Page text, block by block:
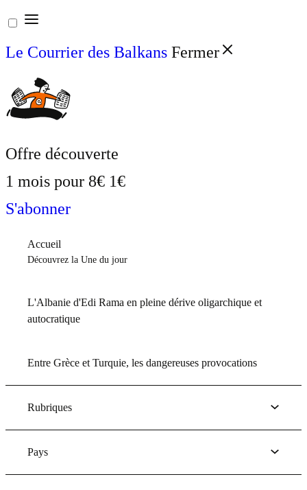
Aller
au
contenu
Le Courrier des Balkans Fermer
Offre découverte
1 mois pour 8€ 1€
S'abonner
Accueil
Découvrez la Une du jour
L'Albanie d'Edi Rama en pleine dérive oligarchique et
autocratique
Entre Grèce et Turquie, les dangereuses provocations
Rubriques
Pays